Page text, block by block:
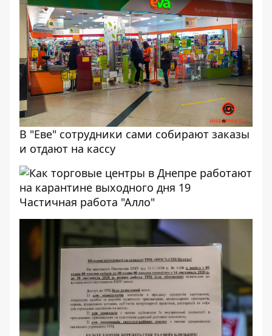
В "Еве" сотрудники сами собирают заказы
и отдают на кассу
Частичная работа "Алло"